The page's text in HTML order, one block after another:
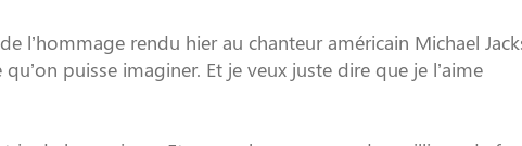
l’hommage rendu hier au chanteur américain Michael
puisse imaginer. Et je veux juste dire que je l’aime